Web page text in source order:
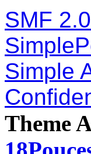
SMF
Simple
Theme